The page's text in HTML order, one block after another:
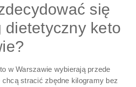
się
dietetyczny keto
w Warszawie wybierają przede
stracić zbędne kilogramy bez